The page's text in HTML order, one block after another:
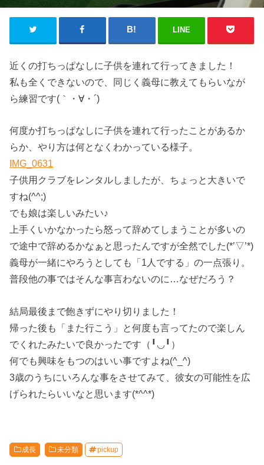
LINE
近くの打ちっぱなしに子供を連れて行ってきました！
私も全くできないので、同じく義母に教えてもらいなが
ら練習です(｀・∀・´)
何度か打ちっぱなしに子供を連れて行ったことがあるか
らか、やり方は何となくわかっている様子。
IMG_0631
子供用クラブをレンタルしましたが、ちょっと大きいで
すね(^^;)
でも娘は楽しいみたい♪
上手くいかなかったら怒って辞めてしまうことが多いの
で途中で辞めるかなぁと思ったんですが全然でした(*’▽’*)
義母が一緒にやろうとしても「1人でする」の一点張り。
普段他の事ではそんな事言わないのに…なぜだろう？
結局最後まで飽きずにやり切りました！
帰った後も「また行こう」と何度も言ってたので楽しん
でくれたみたいで良かったです（╹◡╹）
何でも興味をもつのはいい事ですよね(^_^)
3歳のうちにいろんな事をさせてみて、彼女の可能性を広
げられたらいいなと思います(*^^*)
成長 未分類 pickup